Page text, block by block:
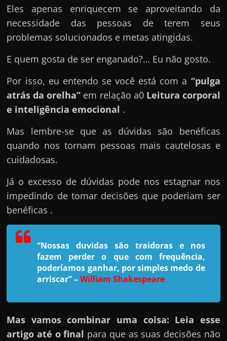
d
o
e
c
o
m
o
a
n
h
a
r
u
i
r
o
Eles apenas enriquecem se aproveitando da
necessidade das pessoas de terem seus
problemas solucionados e metas atingidas.
E quem gosta de ser enganado?… Eu não gosto.
Por isso, eu entendo se você está com a “pulga
atrás da orelha” em relação a0 Leitura corporal
e inteligência emocional .
Mas lembre-se que as dúvidas são benéficas
quando nos tornam pessoas mais cautelosas e
cuidadosas.
Já o excesso de dúvidas pode nos estagnar nos
impedindo de tomar decisões que poderiam ser
benéficas .
“Nossas duvidas são traidoras e nos
fazem perder o que com frequência,
poderíamos ganhar, por simples medo de
arriscar”–William Shakespeare
Mas vamos combinar uma coisa: Leia esse
artigo até o final para que as suas decisões não